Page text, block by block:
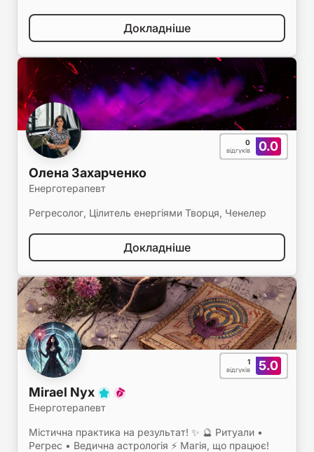
Докладніше
0.0
0
відгуків
Олена Захарченко
Енерготерапевт
Регресолог, Цілитель енергіями Творця, Ченелер
Докладніше
5.0
1
відгуків
Mirael Nyx
Енерготерапевт
Містична практика на результат! ✨ 🔮 Ритуали •
Регрес • Ведична астрологія ⚡ Магія, що працює!